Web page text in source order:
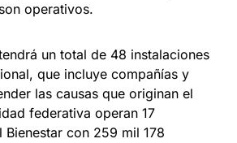
operativos.
un total de 48 instalaciones
que incluye compañías y
las causas que originan el
federativa operan 17
Bienestar con 259 mil 178